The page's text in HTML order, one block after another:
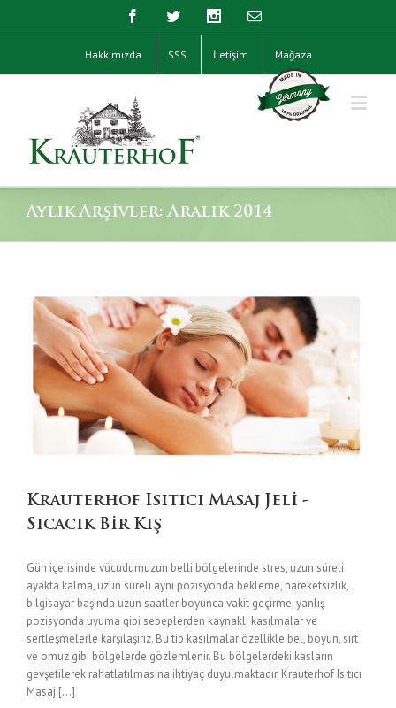
Hakkımızda SSS İletişim Mağaza
Aylık Arşivler:Aralık 2014
Krauterhof Isıtıcı Masaj Jeli -
Sıcacık Bir Kış
Gün içerisinde vücudumuzun belli bölgelerinde stres, uzun süreli
ayakta kalma, uzun süreli aynı pozisyonda bekleme, hareketsizlik,
bilgisayar başında uzun saatler boyunca vakit geçirme, yanlış
pozisyonda uyuma gibi sebeplerden kaynaklı kasılmalar ve
sertleşmelerle karşılaşırız. Bu tip kasılmalar özellikle bel, boyun, sırt
ve omuz gibi bölgelerde gözlemlenir. Bu bölgelerdeki kasların
gevşetilerek rahatlatılmasına ihtiyaç duyulmaktadır. Krauterhof Isıtıcı
Masaj [...]